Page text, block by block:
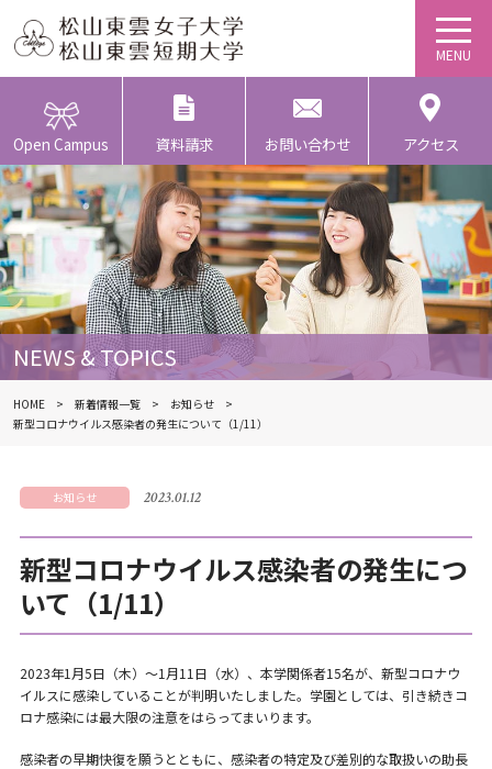
Open Campus 資料請求 お問い合わせ アクセス
NEWS & TOPICS
HOME 新着情報一覧
お知らせ
新型コロナウイルス感染者の発生について（1/11）
お知らせ 2023.01.12
新型コロナウイルス感染者の発生につ
いて（1/11）
2023年1月5日（木）～1月11日（水）、本学関係者15名が、新型コロナウ
イルスに感染していることが判明いたしました。学園としては、引き続きコ
ロナ感染には最大限の注意をはらってまいります。
感染者の早期快復を願うとともに、感染者の特定及び差別的な取扱いの助長